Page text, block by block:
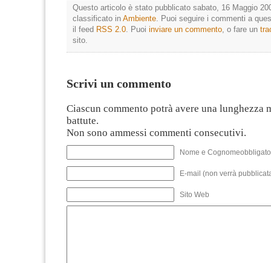
Questo articolo è stato pubblicato sabato, 16 Maggio
classificato in Ambiente . Puoi seguire i commenti a
il feed RSS 2.0 . Puoi inviare un commento , o fare un
sito.
Scrivi un commento
Ciascun commento potrà avere una lunghezza
battute.
Non sono ammessi commenti consecutivi.
Nome e
E-mail (non verrà
Sito Web